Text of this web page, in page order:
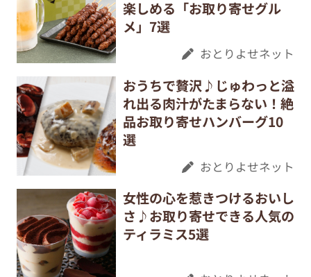
楽しめる「お取り寄せグル
メ」7選
おとりよせネット
おうちで贅沢♪じゅわっと溢
れ出る肉汁がたまらない！絶
品お取り寄せハンバーグ10
選
おとりよせネット
女性の心を惹きつけるおいし
さ♪お取り寄せできる人気の
ティラミス5選